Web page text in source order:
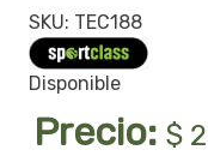
SKU: TEC188
Disponible
Precio: $